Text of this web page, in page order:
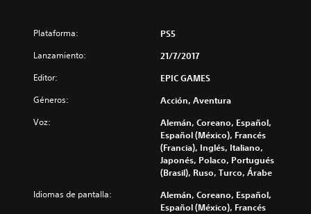
Plataforma: PS5
Lanzamiento: 21/7/2017
Editor: EPIC GAMES
Géneros: Acción, Aventura
Voz:
Alemán, Coreano, Español,
Español (México), Francés
(Francia), Inglés, Italiano,
Japonés, Polaco, Portugués
(Brasil), Ruso, Turco, Árabe
Idiomas de pantalla:
Alemán, Coreano, Español,
Español (México), Francés